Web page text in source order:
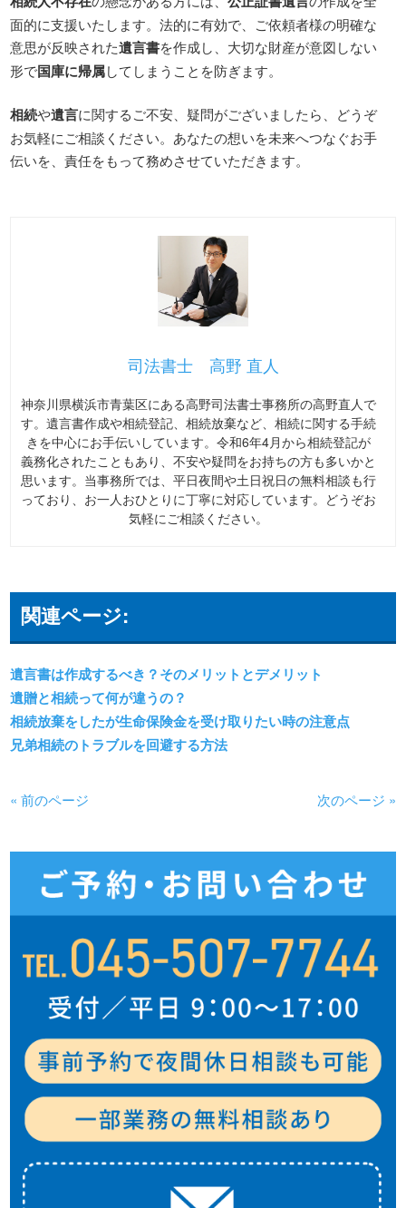
面的に支援いたします。法的に有効で、ご依頼者様の明確な
意思が反映された遺言書を作成し、大切な財産が意図しない
形で国庫に帰属してしまうことを防ぎます。
相続や遺言に関するご不安、疑問がございましたら、どうぞ
お気軽にご相談ください。あなたの想いを未来へつなぐお手
伝いを、責任をもって務めさせていただきます。
司法書士 高野 直人
神奈川県横浜市青葉区にある高野司法書士事務所の高野直人で
す。遺言書作成や相続登記、相続放棄など、相続に関する手続
きを中心にお手伝いしています。令和6年4月から相続登記が
義務化されたこともあり、不安や疑問をお持ちの方も多いかと
思います。当事務所では、平日夜間や土日祝日の無料相談も行
っており、お一人おひとりに丁寧に対応しています。どうぞお
気軽にご相談ください。
関連ページ:
遺言書は作成するべき？そのメリットとデメリット
遺贈と相続って何が違うの？
相続放棄をしたが生命保険金を受け取りたい時の注意点
兄弟相続のトラブルを回避する方法
« 前のページ 次のページ »